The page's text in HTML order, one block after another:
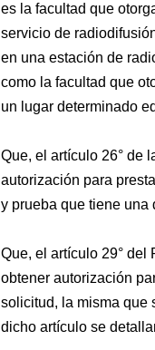
es la facultad que
servicio de
en una estación de
como la facultad que
un lugar determinado
Que, el artículo 26° de
autorización para
y prueba que tiene una
Que, el artículo 29° del
obtener autorización
solicitud, la misma que
dicho artículo se